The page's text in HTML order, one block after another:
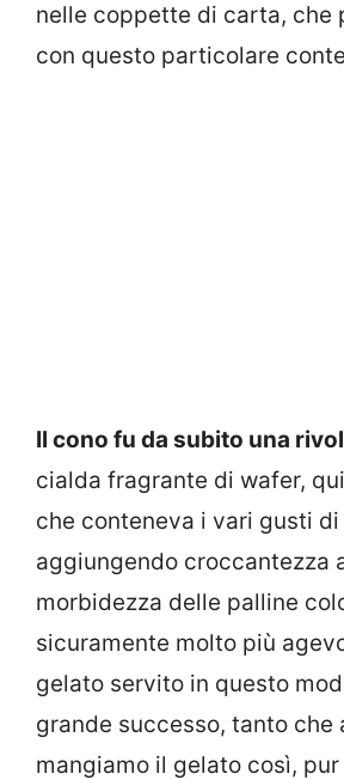
nelle coppette di carta, che
con questo particolare
Il cono fu da subito una
cialda fragrante di wafer,
che conteneva i vari gusti
aggiungendo croccantezza
morbidezza delle palline
sicuramente molto più
gelato servito in questo
grande successo, tanto che
mangiamo il gelato così,